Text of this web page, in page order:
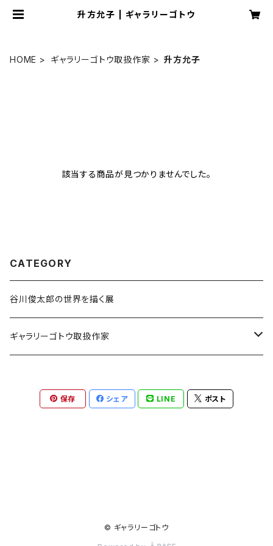
升方允子 | ギャラリーゴトウ
HOME ギャラリーゴトウ取扱作家 升方允子
該当する商品が見つかりませんでした。
CATEGORY
谷川俊太郎の世界を描く展
ギャラリーゴトウ取扱作家
升方允子
保存 シェア LINE ポスト
© ギャラリーゴトウ